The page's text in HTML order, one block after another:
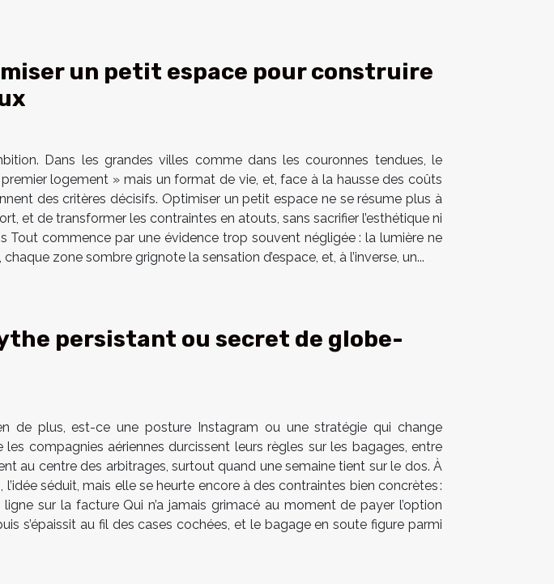
un petit espace pour construire
Dans les grandes villes comme dans les couronnes tendues, le
logement » mais un format de vie, et, face à la hausse des coûts
des critères décisifs. Optimiser un petit espace ne se résume plus à
et de transformer les contraintes en atouts, sans sacrifier l’esthétique ni
Tout commence par une évidence trop souvent négligée : la lumière ne
zone sombre grignote la sensation d’espace, et, à l’inverse, un...
persistant ou secret de globe-
de plus, est-ce une posture Instagram ou une stratégie qui change
compagnies aériennes durcissent leurs règles sur les bagages, entre
au centre des arbitrages, surtout quand une semaine tient sur le dos. À
séduit, mais elle se heurte encore à des contraintes bien concrètes :
sur la facture Qui n’a jamais grimacé au moment de payer l’option
s’épaissit au fil des cases cochées, et le bagage en soute figure parmi